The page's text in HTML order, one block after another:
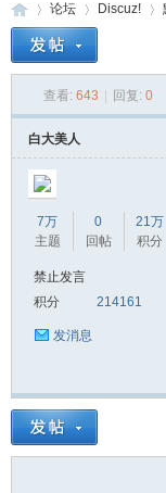
论坛
›
Discuz!
›
查看: 643 回复: 0
白大美人
7万
主题
0
回帖
21万
积分
禁止发言
积分
214161
发消息